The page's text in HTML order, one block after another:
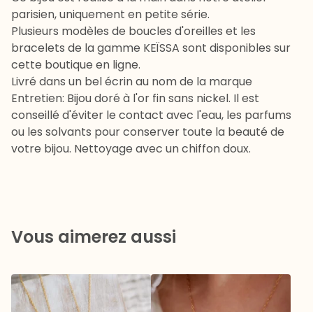
parisien, uniquement en petite série.
Plusieurs modèles de boucles d'oreilles et les
bracelets de la gamme KEÏSSA sont disponibles sur
cette boutique en ligne.
Livré dans un bel écrin au nom de la marque
Entretien: Bijou doré à l'or fin sans nickel. Il est
conseillé d'éviter le contact avec l'eau, les parfums
ou les solvants pour conserver toute la beauté de
votre bijou. Nettoyage avec un chiffon doux.
Vous aimerez aussi